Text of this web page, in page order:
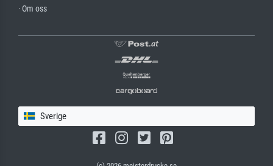
· Om oss
Sverige